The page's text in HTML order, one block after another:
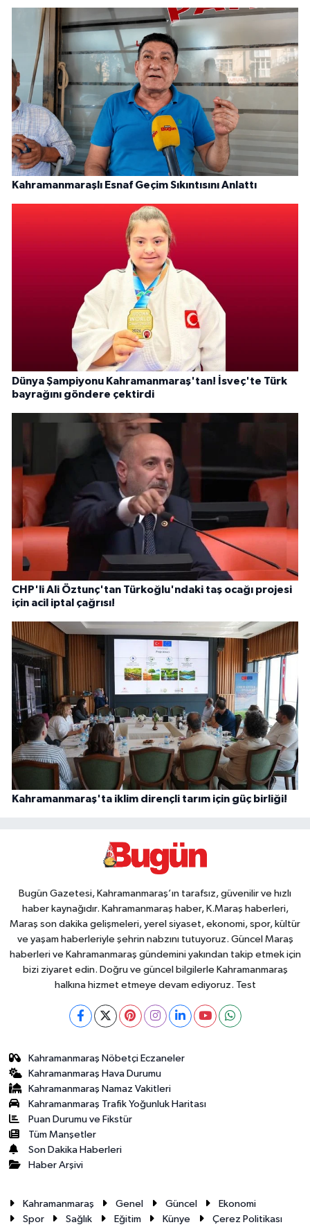
Kahramanmaraşlı Esnaf Geçim Sıkıntısını Anlattı
Dünya Şampiyonu Kahramanmaraş'tan! İsveç'te Türk
bayrağını göndere çektirdi
CHP'li Ali Öztunç'tan Türkoğlu'ndaki taş ocağı projesi
için acil iptal çağrısı!
Kahramanmaraş'ta iklim dirençli tarım için güç birliği!
Bugün Gazetesi, Kahramanmaraş’ın tarafsız, güvenilir ve hızlı
haber kaynağıdır. Kahramanmaraş haber, K.Maraş haberleri,
Maraş son dakika gelişmeleri, yerel siyaset, ekonomi, spor, kültür
ve yaşam haberleriyle şehrin nabzını tutuyoruz. Güncel Maraş
haberleri ve Kahramanmaraş gündemini yakından takip etmek için
bizi ziyaret edin. Doğru ve güncel bilgilerle Kahramanmaraş
halkına hizmet etmeye devam ediyoruz. Test
Kahramanmaraş Nöbetçi Eczaneler
Kahramanmaraş Hava Durumu
Kahramanmaraş Namaz Vakitleri
Kahramanmaraş Trafik Yoğunluk Haritası
Puan Durumu ve Fikstür
Tüm Manşetler
Son Dakika Haberleri
Haber Arşivi
Kahramanmaraş Genel Güncel
Ekonomi
Spor
Sağlık Eğitim Künye Çerez Politikası